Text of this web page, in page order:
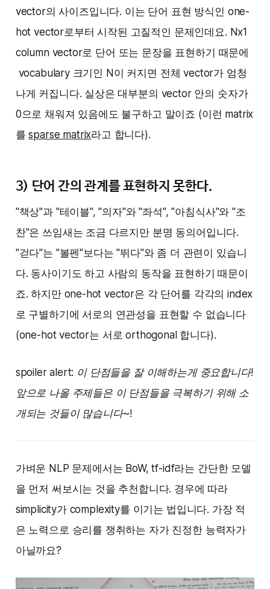
vector의 사이즈입니다. 이는 단어 표현 방식인 one-
hot vector로부터 시작된 고질적인 문제인데요. Nx1
column vector로 단어 또는 문장을 표현하기 때문에
vocabulary 크기인 N이 커지면 전체 vector가 엄청
나게 커집니다. 실상은 대부분의 vector 안의 숫자가
0으로 채워져 있음에도 불구하고 말이죠 (이런 matrix
를sparse matrix라고 합니다).
3) 단어 간의 관계를 표현하지 못한다.
"책상"과 "테이블", "의자"와 "좌석", "아침식사"와 "조
찬"은 쓰임새는 조금 다르지만 분명 동의어입니다.
"걷다"는 "볼펜"보다는 "뛰다"와 좀 더 관련이 있습니
다. 동사이기도 하고 사람의 동작을 표현하기 때문이
죠. 하지만 one-hot vector은 각 단어를 각각의 index
로 구별하기에 서로의 연관성을 표현할 수 없습니다
(one-hot vector는 서로 orthogonal 합니다).
spoiler alert: 이 단점들을 잘 이해하는게 중요합니다!
앞으로 나올 주제들은 이 단점들을 극복하기 위해 소
개되는 것들이 많습니다~!
‌가벼운 NLP 문제에서는 BoW, tf-idf라는 간단한 모델
을 먼저 써보시는 것을 추천합니다. ‌경우에 따라
simplicity가 complexity를 이기는 법입니다. 가장 적
은 노력으로 승리를 쟁취하는 자가 진정한 능력자가
아닐까요?